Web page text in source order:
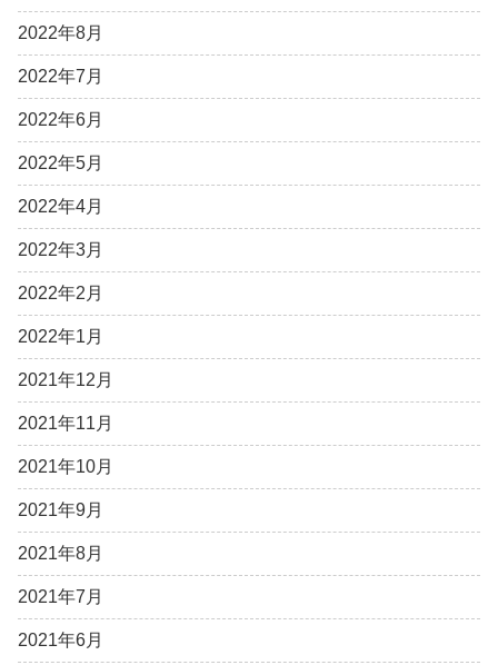
2022年8月
2022年7月
2022年6月
2022年5月
2022年4月
2022年3月
2022年2月
2022年1月
2021年12月
2021年11月
2021年10月
2021年9月
2021年8月
2021年7月
2021年6月